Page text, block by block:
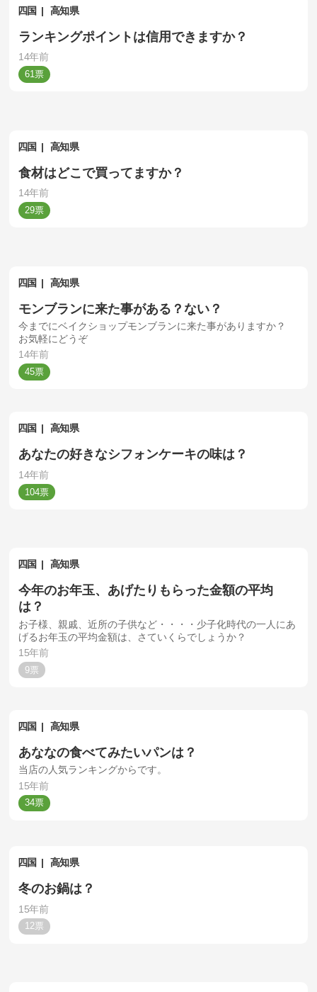
四国 高知県
ランキングポイントは信用できますか？
14年前
61
四国 高知県
食材はどこで買ってますか？
14年前
29
四国 高知県
モンブランに来た事がある？ない？
今までにベイクショップモンブランに来た事がありますか？
お気軽にどうぞ
14年前
45
四国 高知県
あなたの好きなシフォンケーキの味は？
14年前
104
四国 高知県
今年のお年玉、あげたりもらった金額の平均
は？
お子様、親戚、近所の子供など・・・・少子化時代の一人にあ
げるお年玉の平均金額は、さていくらでしょうか？
15年前
9
四国 高知県
あななの食べてみたいパンは？
当店の人気ランキングからです。
15年前
34
四国 高知県
冬のお鍋は？
15年前
12